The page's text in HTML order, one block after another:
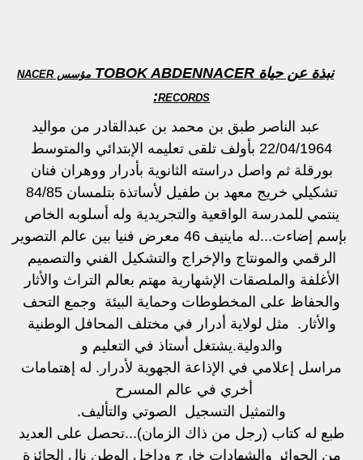
نبذة عن حياة TOBOK ABDENNACER
مؤسس NACER
RECORDS
:
عبد الناصر طبق بن محمد بن عبدالقادر من مواليد
22/04/1964 بأولف تلقى
تعليمه الإبتدائي والمتوسط
بورقلة ثم واصل دراسته الثانوية بأدرار ووهران فنان
تشكيلي خريج معهد بن طفيل لأساتذة بتلمسان 84/85
ينتمي للمدرسة الواقعية والتجريدية وله أسلوبه الخاص
بإسم إضاءت...له ماينيف 46 معرض
فنيا بين عالم التصوير
الرقمي والمونتاج والإخراج والتشكيل الفني والتصميم
الأغلفة والملصقات الإشهارية مهتم بعالم التراث والأثار
والحفاظ على المخطوطات وحماية البيئة وجمع التحف
والأثار. مثل لولاية أدرار في مختلف المحافل الوطنية
والدولية.يشتغل أستاذ في التعليم و
مراسل إعلامي في الإذاعة الجهوية لأدرار. له إهتمامات
أخري في عالم المسرح
والتمثيل التسجيل الصوتي والتأليف.
طبع له كتاب (رجل من ذاك الزمان)...تحصل على العديد
من الجوائر والشهادات خارج وداخل الوطن نال الجائزة